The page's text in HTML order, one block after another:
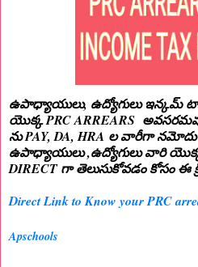
ఉపాధ్యాయులు, ఉద్యోగులు ఇన్కమ్
యొక్క PRC ARREARS
ను PAY, DA, HRA ల వారీగా
ఉపాధ్యాయులు ,ఉద్యోగులు వారి
DIRECT గా తెలుసుకోవడం కోసం ఈ
Direct Link to Know your PRC
Apschools